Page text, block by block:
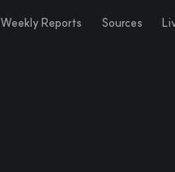
Weekly Reports Sources